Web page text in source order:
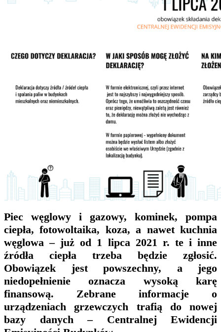
Piec węglowy i gazowy, kominek, pompa
ciepła, fotowoltaika, koza, a nawet kuchnia
węglowa – już od 1 lipca 2021 r. te i inne
źródła ciepła trzeba będzie zgłosić.
Obowiązek jest powszechny, a jego
niedopełnienie oznacza wysoką karę
finansową. Zebrane informacje o
urządzeniach grzewczych trafią do nowej
bazy danych – Centralnej Ewidencji